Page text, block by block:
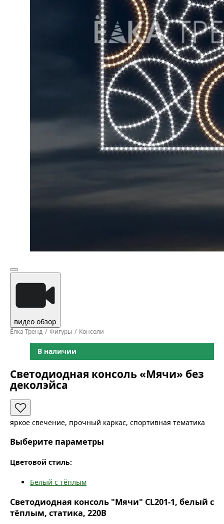
видео обзор
Ёлка Тренд Фигуры Консоли
В наличии
Светодиодная консоль «Мячи» без
деколэйса
яркое свечение, прочный каркас, спортивная тематика
Выберите параметры
Цветовой стиль:
Белый с тёплым
Светодиодная консоль "Мячи" CL201-1, белый с
тёплым, статика, 220В